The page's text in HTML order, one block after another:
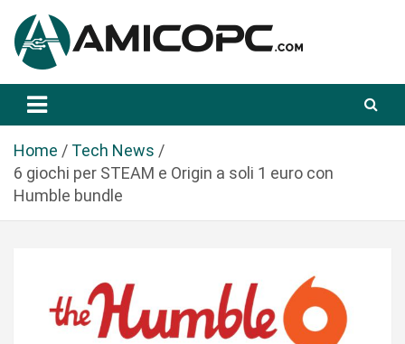
a
Amicopc.com
Home
Tech News
6 giochi per STEAM e Origin a soli 1 euro con
Humble bundle